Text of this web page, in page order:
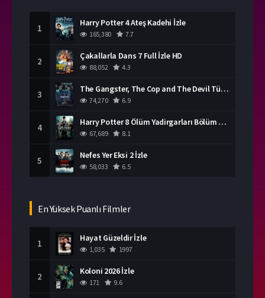
1 Harry Potter 4 Ateş Kadehi İzle
165,380 7.7
2 Çakallarla Dans 7 Full İzle HD
88,052 4.3
3 The Gangster, The Cop and The Devil Türkçe Dublaj İzle
74,270 6.9
4 Harry Potter 8 Ölüm Yadirgarları Bölüm 2 İzle
67,689 8.1
5 Nefes Yer Eksi 2 İzle
58,033 6.5
En Yüksek Puanlı Filmler
1 Hayat Güzeldir İzle
1,035 1997
2 Koloni 2026 İzle
171 9.6